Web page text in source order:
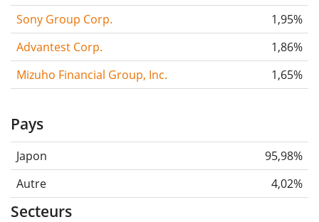
Sony Group Corp.
1,95%
Advantest Corp.
1,86%
Mizuho Financial Group, Inc.
1,65%
Pays
Japon
95,98%
Autre
4,02%
Secteurs